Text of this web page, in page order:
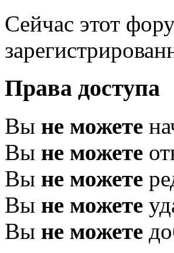
Сейчас этот
Права доступа
Вы не можете
Вы не можете
Вы не можете
Вы не можете
Вы не можете